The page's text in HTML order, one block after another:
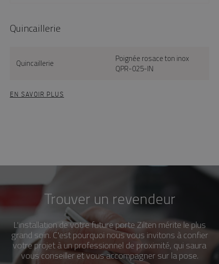
Quincaillerie
Quincaillerie Poignée rosace ton inox
QPR-025-IN
EN SAVOIR PLUS
Trouver un revendeur
L'installation de votre future porte Zilten mérite le plus
grand soin. C'est pourquoi nous vous invitons à confier
votre projet à un professionnel de proximité, qui saura
vous conseiller et vous accompagner sur la pose.